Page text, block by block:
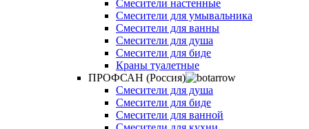
Смесители настенные
Смесители для умывальника
Смесители для ванны
Смесители для душа
Смесители для биде
Краны туалетные
ПРОФСАН (Россия)
Смесители для душа
Смесители для биде
Смесители для ванной